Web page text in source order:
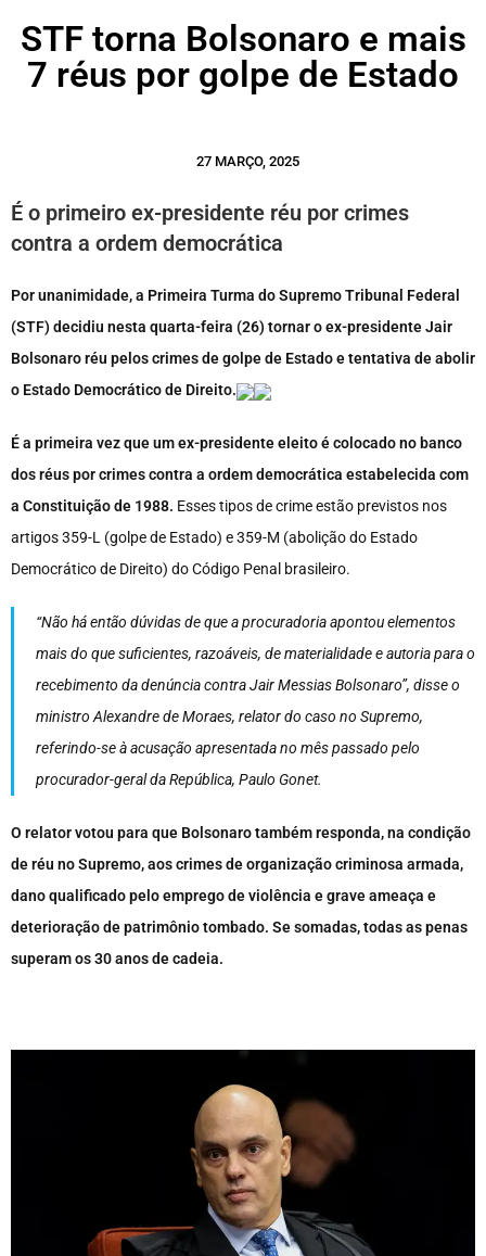
STF torna Bolsonaro e mais
7 réus por golpe de Estado
27 MARÇO, 2025
É o primeiro ex-presidente réu por crimes
contra a ordem democrática
Por unanimidade, a Primeira Turma do Supremo Tribunal Federal
(STF) decidiu nesta quarta-feira (26) tornar o ex-presidente Jair
Bolsonaro réu pelos crimes de golpe de Estado e tentativa de abolir
o Estado Democrático de Direito.
É a primeira vez que um ex-presidente eleito é colocado no banco
dos réus por crimes contra a ordem democrática estabelecida com
a Constituição de 1988. Esses tipos de crime estão previstos nos
artigos 359-L (golpe de Estado) e 359-M (abolição do Estado
Democrático de Direito) do Código Penal brasileiro.
“Não há então dúvidas de que a procuradoria apontou elementos
mais do que suficientes, razoáveis, de materialidade e autoria para o
recebimento da denúncia contra Jair Messias Bolsonaro”, disse o
ministro Alexandre de Moraes, relator do caso no Supremo,
referindo-se à acusação apresentada no mês passado pelo
procurador-geral da República, Paulo Gonet.
O relator votou para que Bolsonaro também responda, na condição
de réu no Supremo, aos crimes de organização criminosa armada,
dano qualificado pelo emprego de violência e grave ameaça e
deterioração de patrimônio tombado. Se somadas, todas as penas
superam os 30 anos de cadeia.